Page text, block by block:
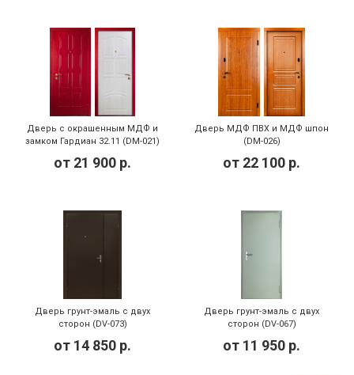
Дверь с окрашенным МДФ и
замком Гардиан 32.11 (DM-021)
от 21 900 р.
Дверь МДФ ПВХ и МДФ шпон
(DM-026)
от 22 100 р.
Дверь грунт-эмаль с двух
сторон (DV-073)
от 14 850 р.
Дверь грунт-эмаль с двух
сторон (DV-067)
от 11 950 р.